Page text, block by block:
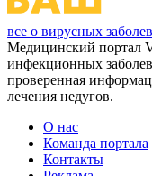
все о вирусных
Медицинский портал
инфекционных
проверенная
лечения недугов.
О нас
Команда портала
Контакты